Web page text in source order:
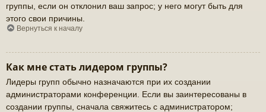
группы, если он отклонил ваш запрос; у него могут быть для
этого свои причины.
Вернуться к началу
Как мне стать лидером группы?
Лидеры групп обычно назначаются при их создании
администраторами конференции. Если вы заинтересованы в
создании группы, сначала свяжитесь с администратором;